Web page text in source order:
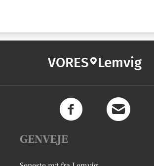
VORES Lemvig
GENVEJE